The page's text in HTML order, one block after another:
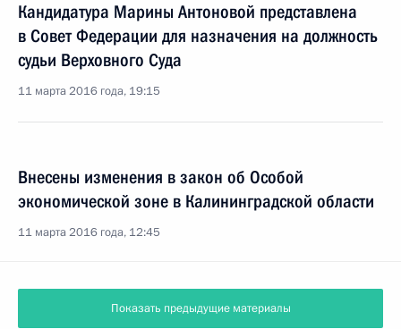
Кандидатура Марины Антоновой представлена
в Совет Федерации для назначения на должность
судьи Верховного Суда
11 марта 2016 года, 19:15
Внесены изменения в закон об Особой
экономической зоне в Калининградской области
11 марта 2016 года, 12:45
Показать предыдущие материалы